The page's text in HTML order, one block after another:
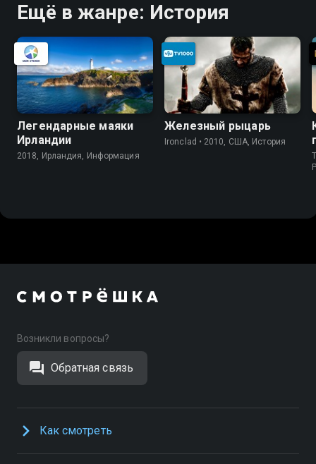
Ещё в жанре: История
Легендарные маяки
Ирландии
2018, Ирландия, Информация
Железный рыцарь
Ironclad • 2010, США, История
Возникли вопросы?
Обратная связь
Как смотреть